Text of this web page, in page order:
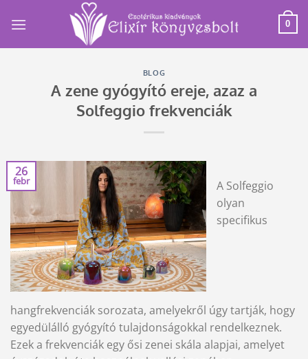
0
BLOG
A zene gyógyító ereje, azaz a
Solfeggio frekvenciák
26
febr
A Solfeggio
olyan
specifikus
hangfrekvenciák sorozata, amelyekről úgy tartják, hogy
egyedülálló gyógyító tulajdonságokkal rendelkeznek.
Ezek a frekvenciák egy ősi zenei skála alapjai, amelyet